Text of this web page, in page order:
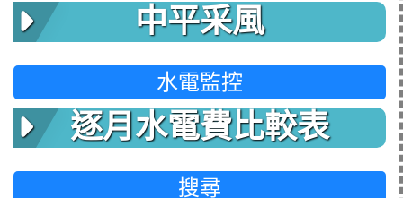
中平采風
水電監控
逐月水電費比較表
搜尋